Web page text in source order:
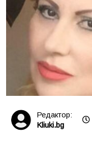
Редактор:
Kliuki.bg